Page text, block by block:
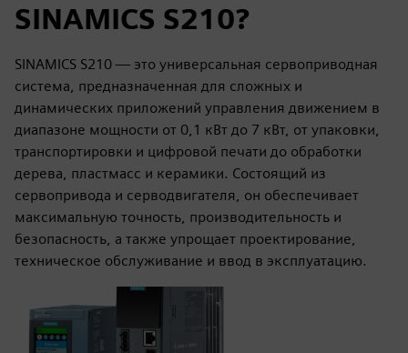
SINAMICS S210?
SINAMICS S210 — это универсальная сервоприводная
система, предназначенная для сложных и
динамических приложений управления движением в
диапазоне мощности от 0,1 кВт до 7 кВт, от упаковки,
транспортировки и цифровой печати до обработки
дерева, пластмасс и керамики. Состоящий из
сервопривода и серводвигателя, он обеспечивает
максимальную точность, производительность и
безопасность, а также упрощает проектирование,
техническое обслуживание и ввод в эксплуатацию.